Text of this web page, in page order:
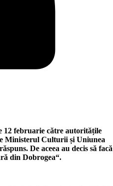
12 februarie către autoritățile
Ministerul Culturii și Uniunea
De aceea au decis să facă
din Dobrogea“.